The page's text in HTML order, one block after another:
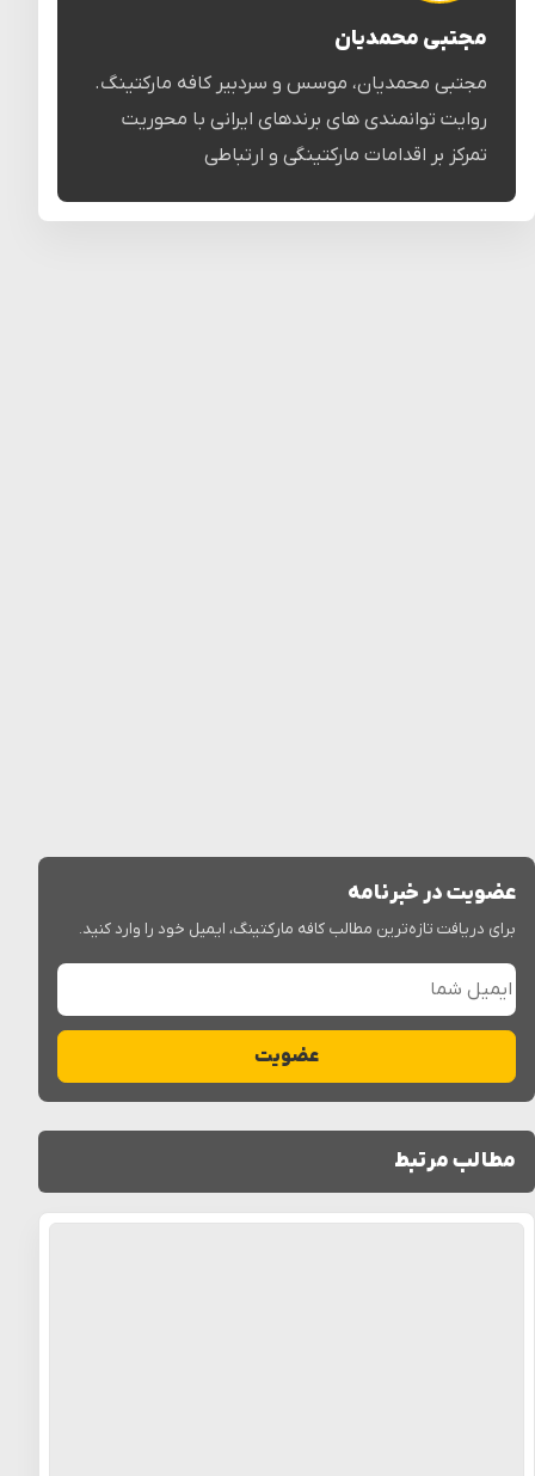
مجتبی محمدیان
مجتبی محمدیان، موسس و سردبیر کافه مارکتینگ.
روایت توانمندی های برندهای ایرانی با محوریت
تمرکز بر اقدامات مارکتینگی و ارتباطی
عضویت در خبرنامه
برای دریافت تازه‌ترین مطالب کافه مارکتینگ، ایمیل خود را وارد کنید.
ایمیل شما
عضویت
مطالب مرتبط